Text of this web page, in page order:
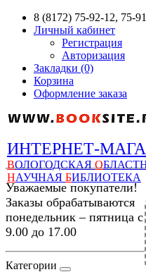
8 (8172) 75-92-12, 75-
Личный кабинет
Регистрация
Авторизация
Закладки (0)
Корзина
Оформление заказа
ИНТЕРНЕТ-
ВОЛОГОДСКАЯ О
НАУЧНАЯ БИБЛИОТЕКА
Уважаемые покупатели!
Заказы обрабатываются
понедельник – пятница с
9.00 до 17.00
Категории